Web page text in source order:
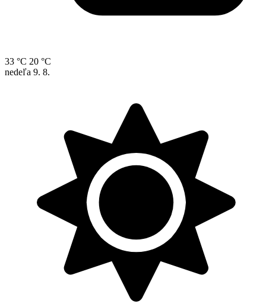
33 °C 20 °C
nedeľa 9. 8.